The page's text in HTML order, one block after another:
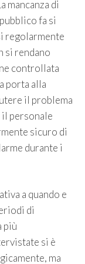
mancanza di
fa si
regolarmente
si rendano
controllata
porta alla
il problema
personale
sicuro di
durante i
a quando e
di
più
si è
ma